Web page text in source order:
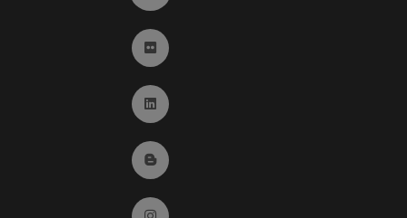
Ir a Flickr (abre en ventana nueva)
Ir a Linkedin (abre en ventana nueva)
Ir al Blog (abre en ventana nueva)